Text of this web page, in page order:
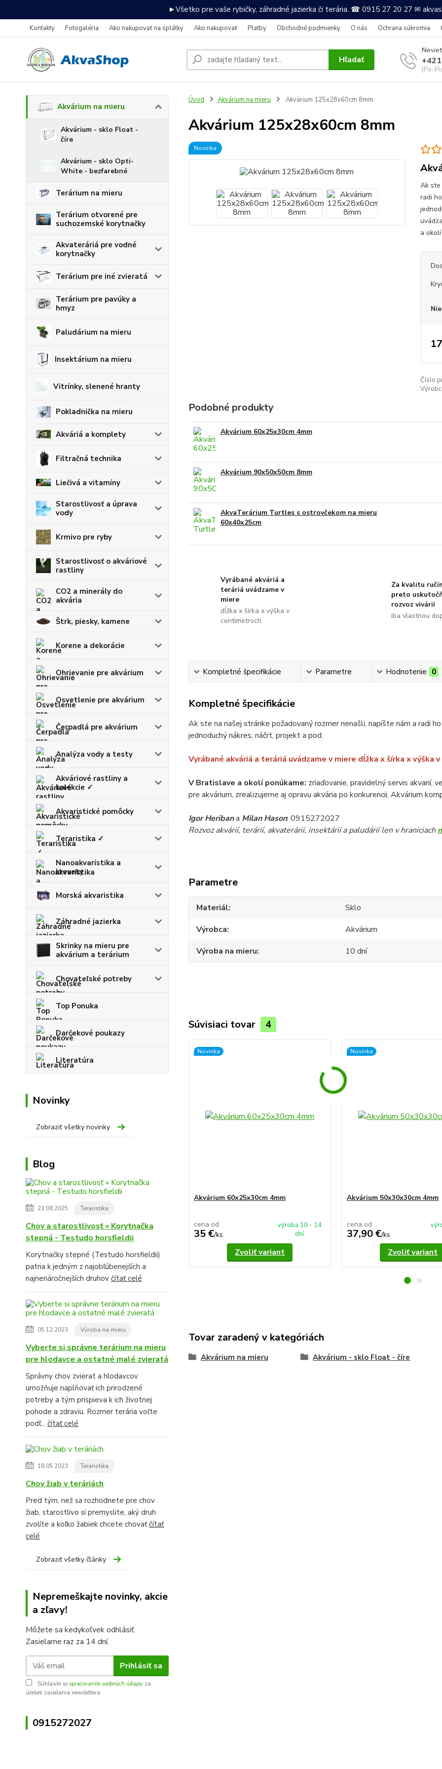
►Všetko pre vaše rybičky, záhradné jazierka či terária. ☎ 0915 27 20 27 ✉
Kontakty Fotogaléria Ako nakupovať na splátky Ako nakupovať Platby Obchodné podmienky O nás Ochrana súkromia
Hľadať
(Po-
Akvárium na mieru
Akvárium - sklo Float -
číre
Akvárium - sklo Opti-
White - bezfarebné
Terárium na mieru
Terárium otvorené pre
suchozemské korytnačky
Akvateráriá pre vodné
korytnačky
Terárium pre iné zvieratá
Terárium pre pavúky a
hmyz
Paludárium na mieru
Insektárium na mieru
Vitrínky, slenené hranty
Pokladnička na mieru
Akváriá a komplety
Filtračná technika
Liečivá a vitamíny
Starostlivosť a úprava
vody
Krmivo pre ryby
Starostlivosť o akváriové
rastliny
CO2 a minerály do
akvária
Štrk, piesky, kamene
Korene a dekorácie
Ohrievanie pre akvárium
Osvetlenie pre akvárium
Čerpadlá pre akvárium
Analýza vody a testy
Akváriové rastliny a
kolekcie ✓
Akvaristické pomôcky
Teraristika ✓
Nanoakvaristika a
krevety
Morská akvaristika
Záhradné jazierka
Skrinky na mieru pre
akvárium a terárium
Chovateľské potreby
Top Ponuka
Darčekové poukazy
Literatúra
Novinky
Zobraziť všetky novinky
Blog
23.08.2025 Teraristika
Chov a starostlivosť » Korytnačka
stepná - Testudo horsfieldii
Korytnačky stepné (Testudo horsfieldii)
patria k jedným z najobľúbenejších a
najnenáročnejších druhov čítať celé
05.12.2023 Výroba na mieru
Vyberte si správne terárium na mieru
pre hlodavce a ostatné malé zvieratá
Správny chov zvierat a hlodavcov
umožňuje naplňovať ich prirodzené
potreby a tým prispieva k ich životnej
pohode a zdraviu. Rozmer terária voľte
podľ... čítať celé
18.05.2023 Teraristika
Chov žiab v teráriách
Pred tým, než sa rozhodnete pre chov
žiab, starostlivo si premyslite, aký druh
zvolíte a koľko žabiek chcete chovaťčítať
celé
Zobraziť všetky články
Nepremeškajte novinky, akcie
a zľavy!
Môžete sa kedykoľvek odhlásiť.
Zasielame raz za 14 dní.
Prihlásiť sa
Súhlasím so spracovaním osobných údajov za
účelom zasielania newslettera.
0915272027
Úvod Akvárium na mieru Akvárium 125x28x60cm 8mm
Akvárium 125x28x60cm 8mm
Novinka
Ak ste
radi
a
Číslo
Podobné produkty
Akvárium 60x25x30cm 4mm
Akvárium 90x50x50cm 8mm
AkvaTerárium Turtles s ostrovčekom na mieru
60x40x25cm
Vyrábané akváriá a
teráriá uvádzame v
miere
dĺžka x šírka x výška v
centimetroch.
Za kvalitu
preto
rozvoz vivárií
iba vlastnou
Kompletné špecifikácie Parametre Hodnotenie 0
Kompletné špecifikácie
Ak ste na našej stránke požadovaný rozmer nenašli, napíšte nám a radi
jednoduchý nákres, náčrt, projekt a pod.
Vyrábané akváriá a teráriá uvádzame v miere dĺžka x šírka x výška
V Bratislave a okolí ponúkame: zriaďovanie, pravidelný servis akvarií,
pre akvárium, zrealizujeme aj opravu akvária po konkurencii. Akvárium
Igor Heribana Milan Hason: 0915272027
Rozvoz akvárií, terárií, akvaterárií, insektárií a paludárií len v hraniciach
Parametre
Materiál
Sklo
Výrobca
Akvárium
Výroba na mieru
10 dní
Súvisiaci tovar 4
Novinka
Akvárium 60x25x30cm 4mm
cena od
35 €/ks
výroba 10 - 14
dní
Zvoliť variant
Novinka
Akvárium 50x30x30cm 4mm
cena od
37,90 €/ks
Zvoliť variant
Tovar zaradený v kategóriách
Akvárium na mieru Akvárium - sklo Float - číre